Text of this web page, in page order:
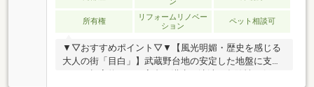
所有権
リフォームリノベー
ション
ペット相談可
▼▽おすすめポイント▽▼【風光明媚・歴史を感じる
大人の街「目白」】武蔵野台地の安定した地盤に支え